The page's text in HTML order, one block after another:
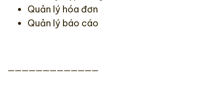
Quản lý hóa đơn
Quản lý báo cáo
—————————————